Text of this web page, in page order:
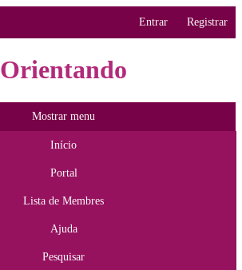
Entrar Registrar
Orientando
Mostrar menu
Início
Portal
Lista de Membres
Ajuda
Pesquisar